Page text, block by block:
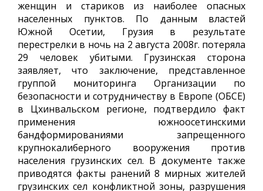
женщин и стариков из наиболее опасных
населенных пунктов. По данным властей
Южной Осетии, Грузия в результате
перестрелки в ночь на 2 августа 2008г. потеряла
29 человек убитыми. Грузинская сторона
заявляет, что заключение, представленное
группой мониторинга Организации по
безопасности и сотрудничеству в Европе (ОБСЕ)
в Цхинвальском регионе, подтвердило факт
применения южноосетинскими
бандформированиями запрещенного
крупнокалиберного вооружения против
населения грузинских сел. В документе также
приводятся факты ранений 8 мирных жителей
грузинских сел конфликтной зоны, разрушения